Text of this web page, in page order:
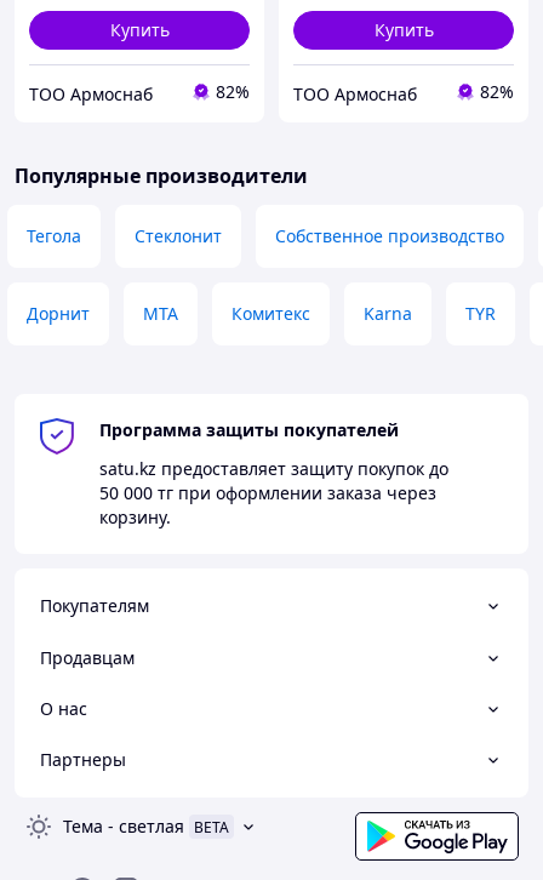
Купить
ТОО Армоснаб 82%
Купить
ТОО Армоснаб 82%
Популярные производители
Тегола Стеклонит Собственное производство
Дорнит MTA Комитекс Karna TYR
Программа защиты покупателей
satu.kz предоставляет защиту покупок до
50 000 тг при оформлении заказа через
корзину.
Покупателям
Продавцам
О нас
Партнеры
Тема - светлая BETA